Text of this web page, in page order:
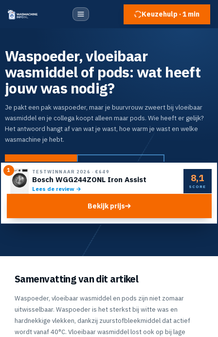
Keuzehulp · 1 min
Waspoeder, vloeibaar
wasmiddel of pods: wat heeft
jouw was nodig?
Je pakt een pak waspoeder, maar je buurvrouw zweert bij vloeibaar
wasmiddel en je collega koopt alleen maar pods. Wie heeft er gelijk?
Het antwoord hangt af van wat je wast, hoe warm je wast en welke
wasmachine je hebt.
Naar de top 5 Doe de keuzehulp
1 TESTWINNAAR 2026 · €649
Bosch WGG244ZONL Iron Assist
Lees de review →
8,1
SCORE
Bekijk prijs
Samenvatting van dit artikel
Waspoeder, vloeibaar wasmiddel en pods zijn niet zomaar
uitwisselbaar. Waspoeder is het sterkst bij witte was en
hardnekkige vlekken, dankzij zuurstofbleekmiddel dat actief
wordt vanaf 40°C. Vloeibaar wasmiddel lost ook op bij lage